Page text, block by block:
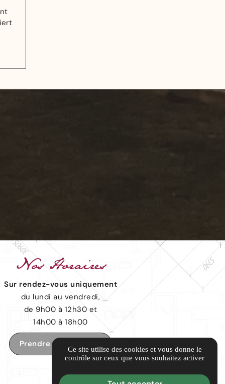
NosHoraires
Sur rendez-vous uniquement
du lundi au vendredi,
de 9h00 à 12h30 et
14h00 à 18h00
Prendre rendez-vous
Ce site utilise des cookies et vous donne le
contrôle sur ceux que vous souhaitez activer